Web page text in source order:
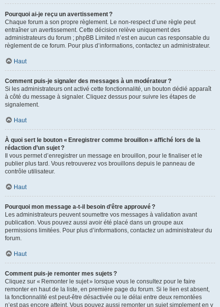
Pourquoi ai-je reçu un avertissement ?
Chaque forum a son propre règlement. Le non-respect d’une règle peut
entraîner un avertissement. Cette décision relève uniquement des
administrateurs du forum ; phpBB Limited n’est en aucun cas responsable du
règlement de ce forum. Pour plus d’informations, contactez un administrateur.
Haut
Comment puis-je signaler des messages à un modérateur ?
Si les administrateurs ont activé cette fonctionnalité, un bouton dédié apparaît
à côté du message à signaler. Cliquez dessus pour suivre les étapes de
signalement.
Haut
À quoi sert le bouton « Enregistrer comme brouillon » affiché lors de la
rédaction d’un sujet ?
Il vous permet d’enregistrer un message en brouillon, pour le finaliser et le
publier plus tard. Vous retrouverez vos brouillons depuis le panneau de
contrôle utilisateur.
Haut
Pourquoi mon message a-t-il besoin d’être approuvé ?
Les administrateurs peuvent soumettre vos messages à validation avant
publication. Vous pouvez aussi avoir été placé dans un groupe aux
permissions limitées. Pour plus d’informations, contactez un administrateur du
forum.
Haut
Comment puis-je remonter mes sujets ?
Cliquez sur « Remonter le sujet » lorsque vous le consultez pour le faire
remonter en haut de la liste, en première page du forum. Si le lien est absent,
la fonctionnalité est peut-être désactivée ou le délai entre deux remontées
n’est pas encore atteint. Vous pouvez aussi remonter un sujet simplement en y